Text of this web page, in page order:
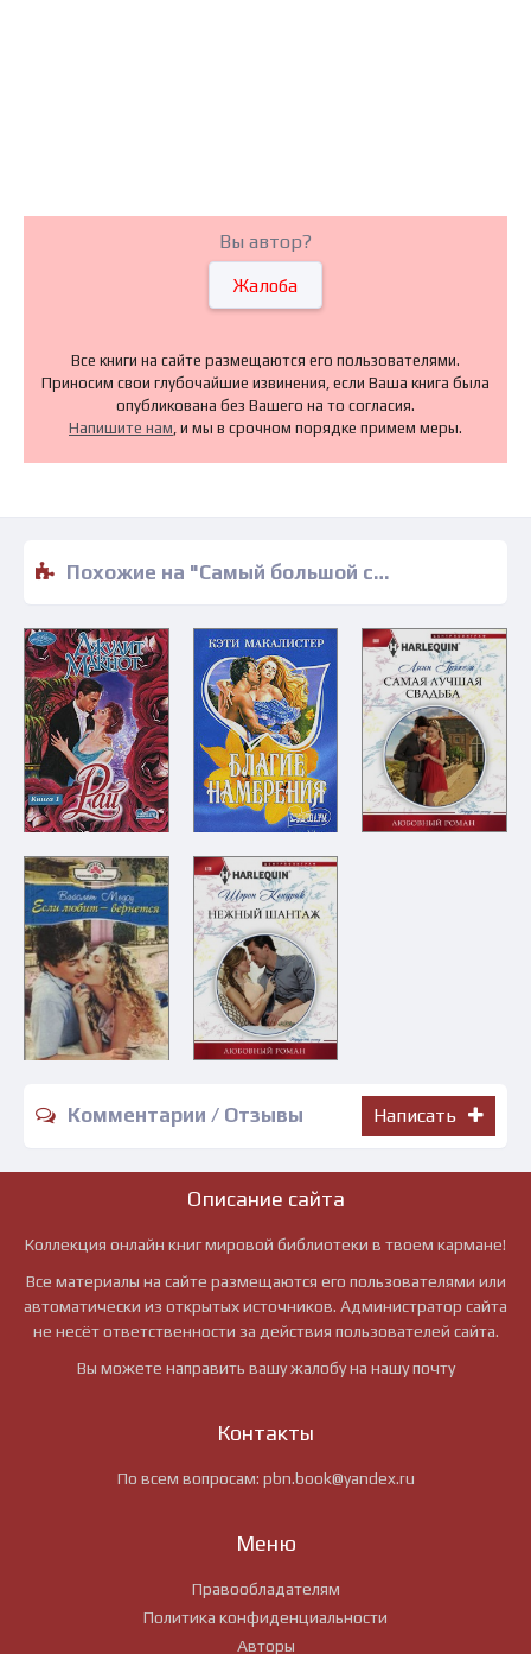
Вы автор?
Жалоба
Все книги на сайте размещаются его пользователями.
Приносим свои глубочайшие извинения, если Ваша книга была
опубликована без Вашего на то согласия.
Напишите нам, и мы в срочном порядке примем меры.
Похожие на "Самый большой секрет - Андреа Лоренс" книги читать бесплатно полные версии
Комментарии / Отзывы Написать
Описание сайта
Коллекция онлайн книг мировой библиотеки в твоем кармане!
Все материалы на сайте размещаются его пользователями или
автоматически из открытых источников. Администратор сайта
не несёт ответственности за действия пользователей сайта.
Вы можете направить вашу жалобу на нашу почту
Контакты
По всем вопросам: pbn.book@yandex.ru
Меню
Правообладателям
Политика конфиденциальности
Авторы